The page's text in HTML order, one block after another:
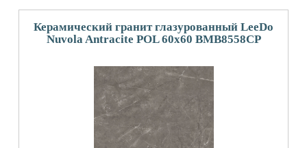
Керамический гранит глазурованный LeeDo
Nuvola Antracite POL 60x60 BMB8558CP